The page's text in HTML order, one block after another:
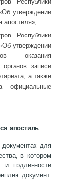
Республики
утверждении
апостиля»;
Республики
утверждении
оказания
записи
а также
официальные
апостиль
для
в котором
и подлинности
документ.